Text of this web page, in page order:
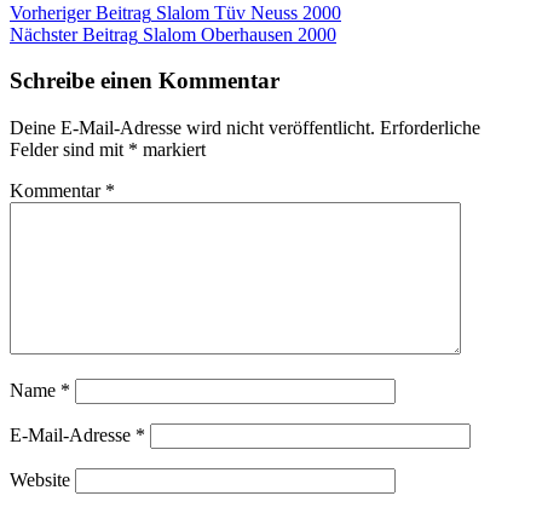
Vorheriger Beitrag Slalom Tüv Neuss 2000
Nächster Beitrag Slalom Oberhausen 2000
Schreibe einen Kommentar
Deine E-Mail-Adresse wird nicht veröffentlicht. Erforderliche
Felder sind mit * markiert
Kommentar *
Name *
E-Mail-Adresse *
Website